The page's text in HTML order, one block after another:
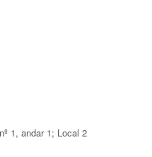
1, andar 1; Local 2